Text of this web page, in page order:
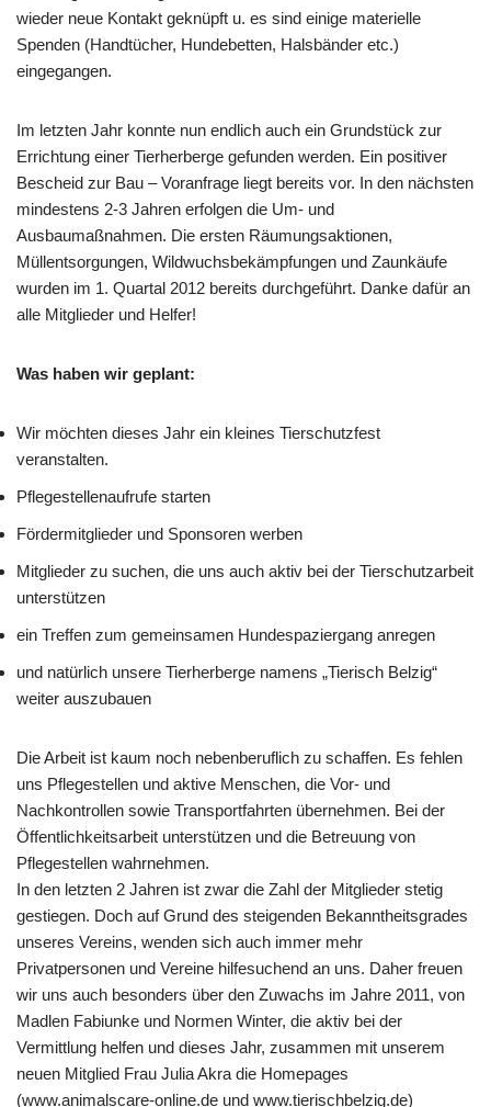
wieder neue Kontakt geknüpft u. es sind einige materielle
Spenden (Handtücher, Hundebetten, Halsbänder etc.)
eingegangen.
Im letzten Jahr konnte nun endlich auch ein Grundstück zur
Errichtung einer Tierherberge gefunden werden. Ein positiver
Bescheid zur Bau – Voranfrage liegt bereits vor. In den nächsten
mindestens 2-3 Jahren erfolgen die Um- und
Ausbaumaßnahmen. Die ersten Räumungsaktionen,
Müllentsorgungen, Wildwuchsbekämpfungen und Zaunkäufe
wurden im 1. Quartal 2012 bereits durchgeführt. Danke dafür an
alle Mitglieder und Helfer!
Was haben wir geplant:
Wir möchten dieses Jahr ein kleines Tierschutzfest
veranstalten.
Pflegestellenaufrufe starten
Fördermitglieder und Sponsoren werben
Mitglieder zu suchen, die uns auch aktiv bei der Tierschutzarbeit
unterstützen
ein Treffen zum gemeinsamen Hundespaziergang anregen
und natürlich unsere Tierherberge namens „Tierisch Belzig“
weiter auszubauen
Die Arbeit ist kaum noch nebenberuflich zu schaffen. Es fehlen
uns Pflegestellen und aktive Menschen, die Vor- und
Nachkontrollen sowie Transportfahrten übernehmen. Bei der
Öffentlichkeitsarbeit unterstützen und die Betreuung von
Pflegestellen wahrnehmen.
In den letzten 2 Jahren ist zwar die Zahl der Mitglieder stetig
gestiegen. Doch auf Grund des steigenden Bekanntheitsgrades
unseres Vereins, wenden sich auch immer mehr
Privatpersonen und Vereine hilfesuchend an uns. Daher freuen
wir uns auch besonders über den Zuwachs im Jahre 2011, von
Madlen Fabiunke und Normen Winter, die aktiv bei der
Vermittlung helfen und dieses Jahr, zusammen mit unserem
neuen Mitglied Frau Julia Akra die Homepages
(www.animalscare-online.de und www.tierischbelzig.de)